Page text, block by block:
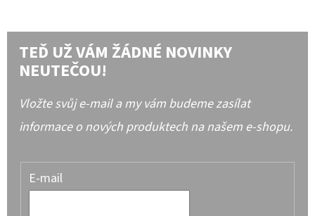
TEĎ UŽ VÁM ŽÁDNÉ NOVINKY
NEUTEČOU!
Vložte svůj e-mail a my vám budeme zasílat
informace o nových produktech na našem e-shopu.
E-mail